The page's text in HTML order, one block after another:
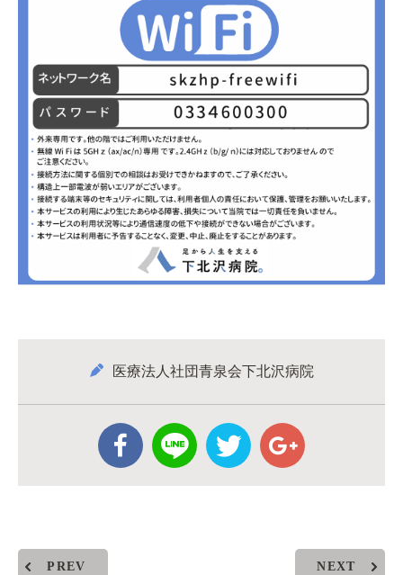
医療法人社団青泉会下北沢病院
PREV NEXT